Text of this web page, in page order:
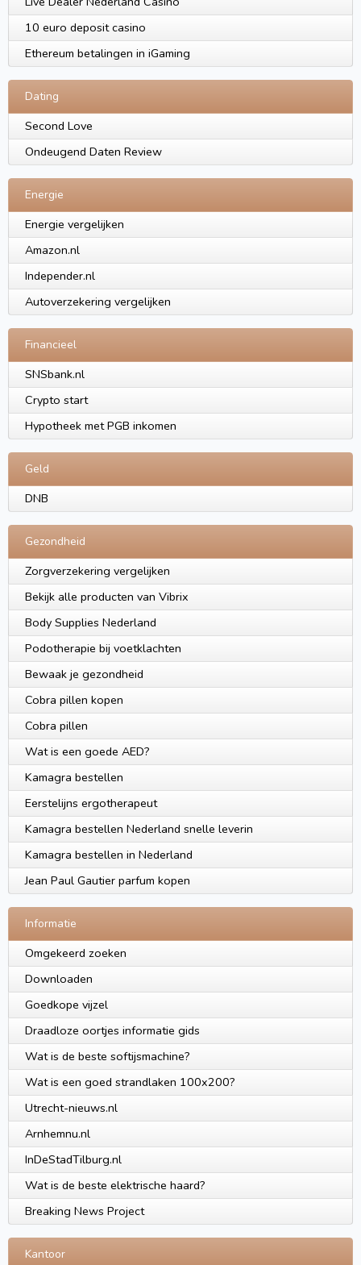
10 euro deposit casino
Ethereum betalingen in iGaming
Dating
Second Love
Ondeugend Daten Review
Energie
Energie vergelijken
Amazon.nl
Independer.nl
Autoverzekering vergelijken
Financieel
SNSbank.nl
Crypto start
Hypotheek met PGB inkomen
Geld
DNB
Gezondheid
Zorgverzekering vergelijken
Bekijk alle producten van Vibrix
Body Supplies Nederland
Podotherapie bij voetklachten
Bewaak je gezondheid
Cobra pillen kopen
Cobra pillen
Wat is een goede AED?
Kamagra bestellen
Eerstelijns ergotherapeut
Kamagra bestellen Nederland snelle leverin
Kamagra bestellen in Nederland
Jean Paul Gautier parfum kopen
Informatie
Omgekeerd zoeken
Downloaden
Goedkope vijzel
Draadloze oortjes informatie gids
Wat is de beste softijsmachine?
Wat is een goed strandlaken 100x200?
Utrecht-nieuws.nl
Arnhemnu.nl
InDeStadTilburg.nl
Wat is de beste elektrische haard?
Breaking News Project
Kantoor